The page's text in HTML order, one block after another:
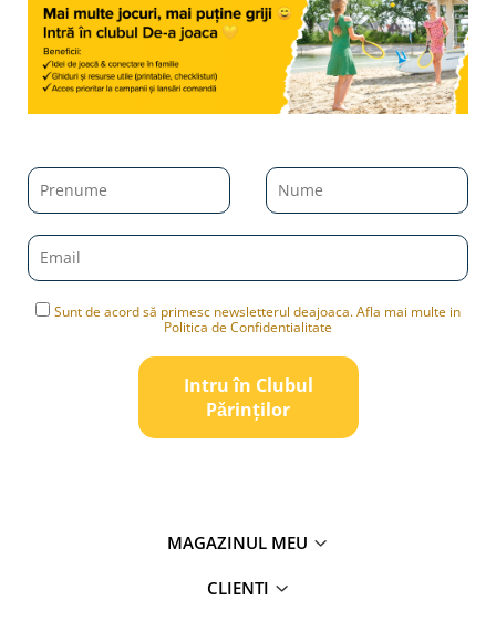
Sunt de acord să primesc newsletterul deajoaca. Afla mai multe in
Politica de Confidentialitate
Intru în Clubul
Pǎrinților
MAGAZINUL MEU
CLIENTI